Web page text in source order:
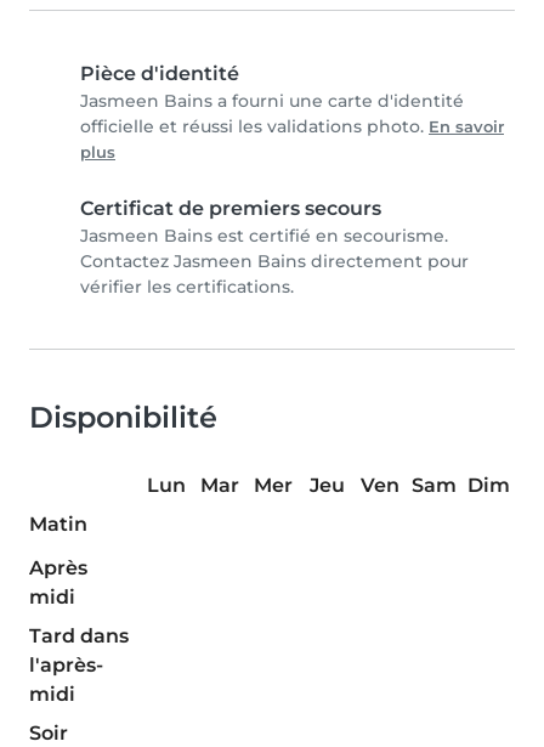
Pièce d'identité
Jasmeen Bains a fourni une carte d'identité
officielle et réussi les validations photo. En savoir
plus
Certificat de premiers secours
Jasmeen Bains est certifié en secourisme.
Contactez Jasmeen Bains directement pour
vérifier les certifications.
Disponibilité
Lun Mar Mer Jeu Ven Sam Dim
Matin
Après
midi
Tard dans
l'après-
midi
Soir